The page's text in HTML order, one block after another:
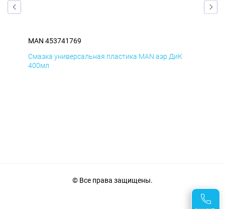
MAN 453741769
Смазка универсальная пластика MAN аэр ДиК
400мл
© Все права защищены.